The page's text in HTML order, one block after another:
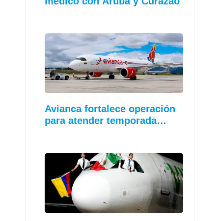
Avianca fortalece operación
para atender temporada…